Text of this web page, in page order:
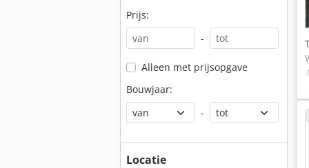
Prijs:
-
Alleen met prijsopgave
Bouwjaar:
-
Locatie